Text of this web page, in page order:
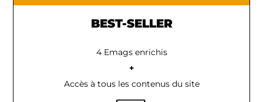
BEST-SELLER
4 Emags enrichis
+
Accès à tous les contenus du site